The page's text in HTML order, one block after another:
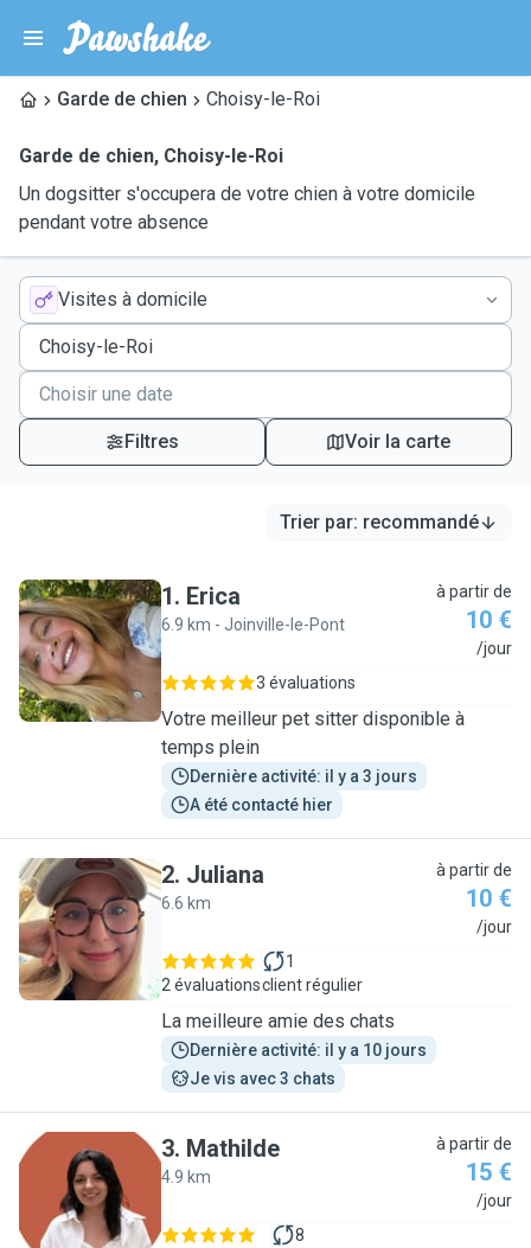
Garde de chien Choisy-le-Roi
Garde de chien, Choisy-le-Roi
Un dogsitter s'occupera de votre chien à votre domicile
pendant votre absence
Visites à domicile
Filtres Voir la carte
Trier par: recommandé
E
1. Erica
6.9 km - Joinville-le-Pont
à partir de
10 €
/jour
3 évaluations
Votre meilleur pet sitter disponible à
temps plein
Dernière activité: il y a 3 jours
A été contacté hier
J
2. Juliana
6.6 km
à partir de
10 €
/jour
2 évaluations
1
client régulier
La meilleure amie des chats
Dernière activité: il y a 10 jours
Je vis avec 3 chats
M
3. Mathilde
4.9 km
à partir de
15 €
/jour
8